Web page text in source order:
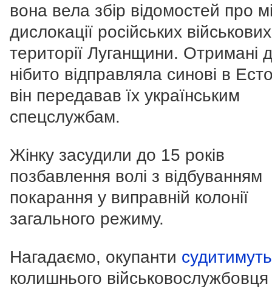
вона вела збір відомостей про
дислокації російських
території Луганщини. Отримані
нібито відправляла синові в
він передавав їх українським
спецслужбам.
Жінку засудили до 15 років
позбавлення волі з відбуванням
покарання у виправній колонії
загального режиму.
Нагадаємо, окупанти судитимуть
колишнього військовослужбовця